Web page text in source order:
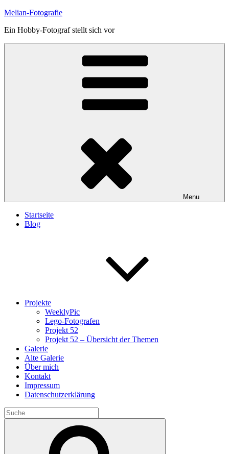
Skip
content
Melian-Fotografie
Ein Hobby-Fotograf stellt sich vor
Menu
Startseite
Blog
Projekte
WeeklyPic
Lego-Fotografen
Projekt 52
Projekt 52 – Übersicht der Themen
Galerie
Alte Galerie
Über mich
Kontakt
Impressum
Datenschutzerklärung
Search
for: